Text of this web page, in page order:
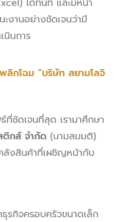
ได้ทันที และมีหน้า
งานอย่างชัดเจนว่ามี
นินการ
กโฉม “บริษัท สยามโลจิ
ชัดเจนที่สุด เรามาศึกษา
ติกส์ จำกัด (นามสมมติ)
ลังสินค้าที่เผชิญหน้ากับ
กิจครอบครัวขนาดเล็ก